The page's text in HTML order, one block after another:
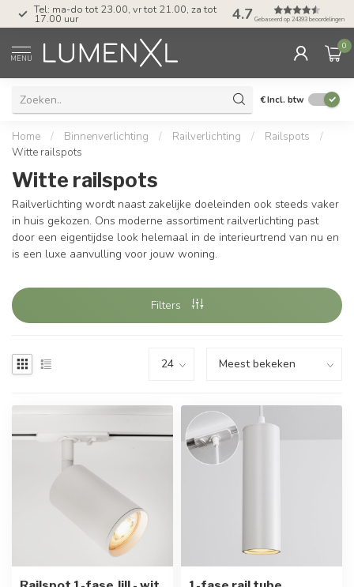
Tel: ma-do tot 23.00, vr tot 21.00, za tot
17.00 uur 4.7 Gebaseerd op 24393 beoordelingen
MENU
0
€Incl. btw
Home / Binnenverlichting / Railverlichting / Railspots
/
Witte railspots
Witte railspots
Railverlichting wordt naast zakelijke doeleinden ook steeds vaker
in huis gekozen. Ons moderne assortiment railverlichting past
door een eigentijdse look helemaal in de interieurtrend van nu en
is een luxe aanvulling voor jouw woning.
Filters